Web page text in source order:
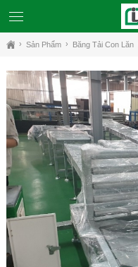
Sản Phẩm Băng Tải Con Lăn